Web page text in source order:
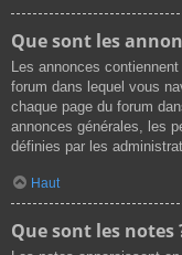
Que sont les
Les annonces
forum dans lequel vous
chaque page du forum
annonces générales, les
définies par les
Haut
Que sont les notes